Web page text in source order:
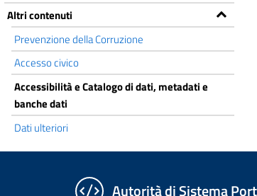
Altri contenuti
Prevenzione della Corruzione
Accesso civico
Accessibilità e Catalogo di dati, metadati e
banche dati
Dati ulteriori
Autorità di Sistema